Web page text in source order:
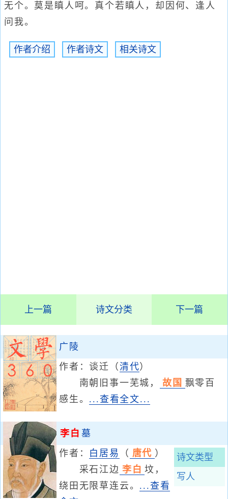
无个。莫是瞋人呵。真个若瞋人，却因何、逢人
问我。
作者介绍 作者诗文 相关诗文
上一篇 诗文分类 下一篇
广陵
作者：谈迁 （ 清代）
南朝旧事一芜城，
故国 飘零百
感生。 ...查看全文...
李白 墓
诗文类型
写人
作者： 白居易 （ 唐代 ）
采石江边 李白 坟，
绕田无限草连云。 ...查看